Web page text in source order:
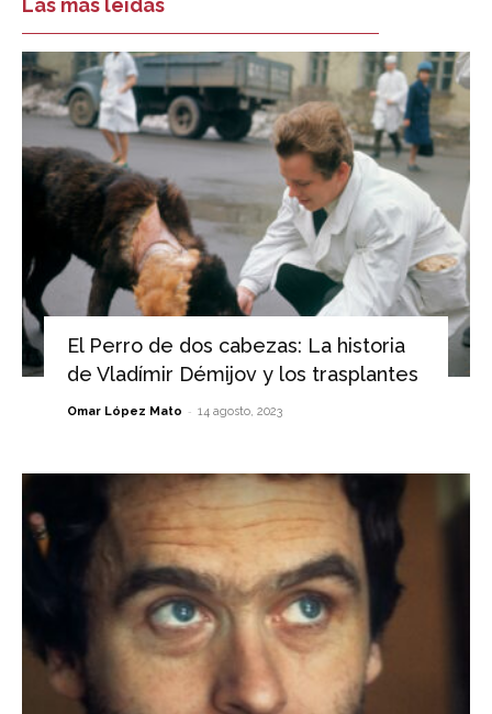
Las más leídas
El Perro de dos cabezas: La historia
de Vladímir Démijov y los trasplantes
Omar López Mato - 14 agosto, 2023